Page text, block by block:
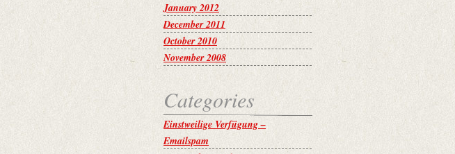
January 2012
December 2011
October 2010
November 2008
Categories
Einstweilige Verfügung –
Emailspam